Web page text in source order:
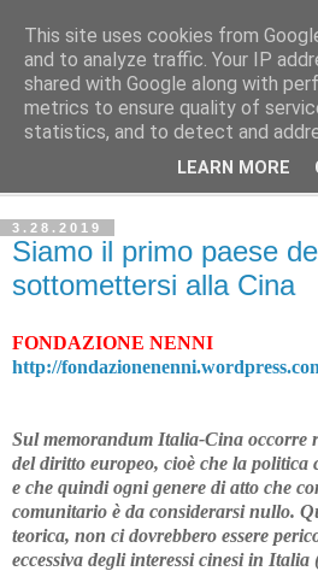
Avvenire dei
ECONOMIA
3.28.2019
Siamo il primo paese
sottomettersi alla Cina
FONDAZIONE NENNI
http://
Sul memorandum Italia-Cina occorre
del diritto europeo, cioè che la politica
e che quindi ogni genere di atto che
comunitario è da considerarsi nullo.
teorica, non ci dovrebbero essere
eccessiva degli interessi cinesi in
This site uses cookies from
and to analyze traffic. Your IP
shared with Google along with
metrics to ensure quality of
statistics, and to detect and
LEARN MORE